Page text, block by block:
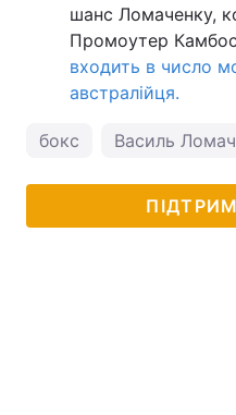
шанс Ломаченку,
Промоутер
входить в число
австралійця.
бокс Василь